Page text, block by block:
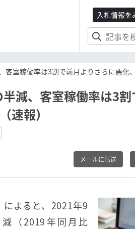
入札情報を
客室稼働率は3割で前月よりさらに悪
減、客室稼働率は3
報）
メールに転送
よると、2021年9
（2019年同月比